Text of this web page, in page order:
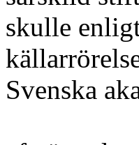
skulle
Svenska